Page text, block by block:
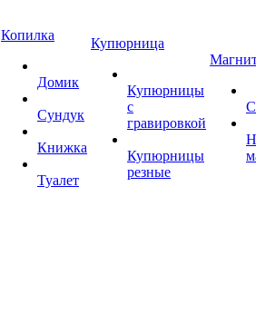
Копилка
Домик
Сундук
Книжка
Туалет
Купюрница
Купюрницы
с
гравировкой
Купюрницы
резные